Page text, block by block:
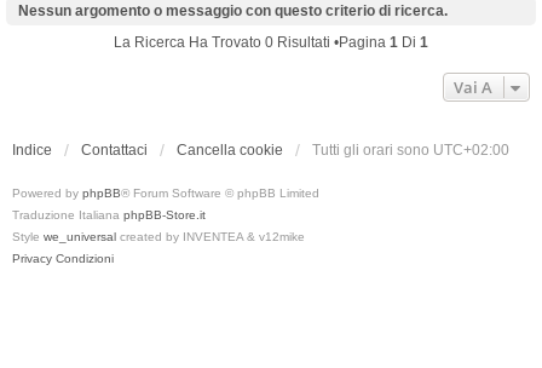
Nessun argomento o messaggio con questo criterio di ricerca.
La Ricerca Ha Trovato 0 Risultati •Pagina 1 Di 1
Vai A
Indice Contattaci Cancella cookie Tutti gli orari sono UTC+02:00
Powered by phpBB® Forum Software © phpBB Limited
Traduzione Italiana phpBB-Store.it
Style we_universal created by INVENTEA & v12mike
Privacy Condizioni